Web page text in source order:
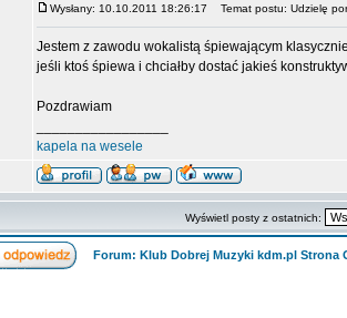
Wysłany: 10.10.2011 18:26:17 Temat postu: Udzielę
Jestem z zawodu wokalistą śpiewającym
jeśli ktoś śpiewa i chciałby dostać jakieś
Pozdrawiam
kapela na wesele
Wyświetl posty z ostatnich:
Forum: Klub Dobrej Muzyki kdm.pl Strona